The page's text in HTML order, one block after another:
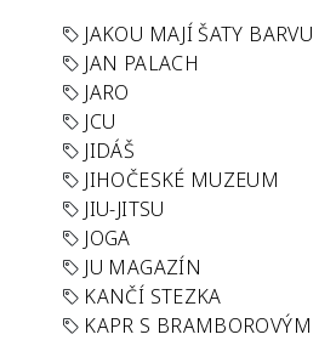
JAKOU MAJÍ ŠATY BARVU
JAN PALACH
JARO
JCU
JIDÁŠ
JIHOČESKÉ MUZEUM
JIU-JITSU
JOGA
JU MAGAZÍN
KANČÍ STEZKA
KAPR S BRAMBOROVÝM